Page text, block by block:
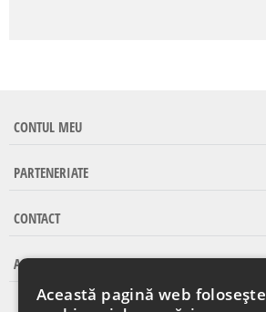
CONTUL MEU
PARTENERIATE
CONTACT
ASISTENTA CLIENTI
Abonare la newsletter
Această pagină web folosește